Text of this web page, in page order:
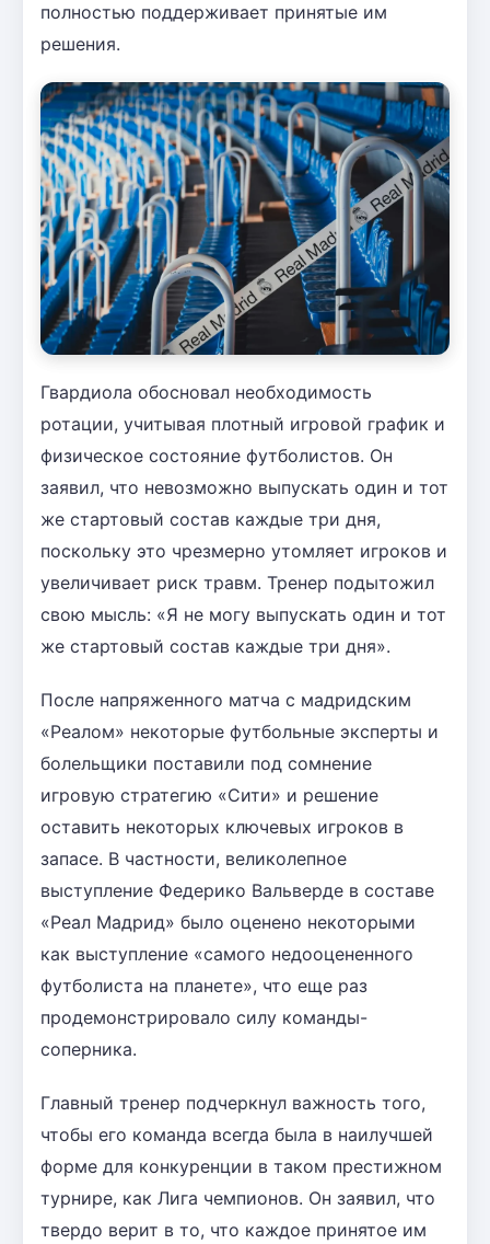
полностью поддерживает принятые им
решения.
Гвардиола обосновал необходимость
ротации, учитывая плотный игровой график и
физическое состояние футболистов. Он
заявил, что невозможно выпускать один и тот
же стартовый состав каждые три дня,
поскольку это чрезмерно утомляет игроков и
увеличивает риск травм. Тренер подытожил
свою мысль: «Я не могу выпускать один и тот
же стартовый состав каждые три дня».
После напряженного матча с мадридским
«Реалом» некоторые футбольные эксперты и
болельщики поставили под сомнение
игровую стратегию «Сити» и решение
оставить некоторых ключевых игроков в
запасе. В частности, великолепное
выступление Федерико Вальверде в составе
«Реал Мадрид» было оценено некоторыми
как выступление «самого недооцененного
футболиста на планете», что еще раз
продемонстрировало силу команды-
соперника.
Главный тренер подчеркнул важность того,
чтобы его команда всегда была в наилучшей
форме для конкуренции в таком престижном
турнире, как Лига чемпионов. Он заявил, что
твердо верит в то, что каждое принятое им